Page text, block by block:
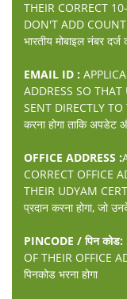
THEIR CORRECT
DON'T ADD
भारतीय मोबाइल नंबर
EMAIL ID :
ADDRESS SO
SENT DIRECTLY
करना होगा ताकि अपडेट
OFFICE ADDRESS :
CORRECT OFFICE
THEIR UDYAM
प्रदान करना होगा, जो
PINCODE / पिन कोड:
OF THEIR OFFICE
पिनकोड भरना होगा